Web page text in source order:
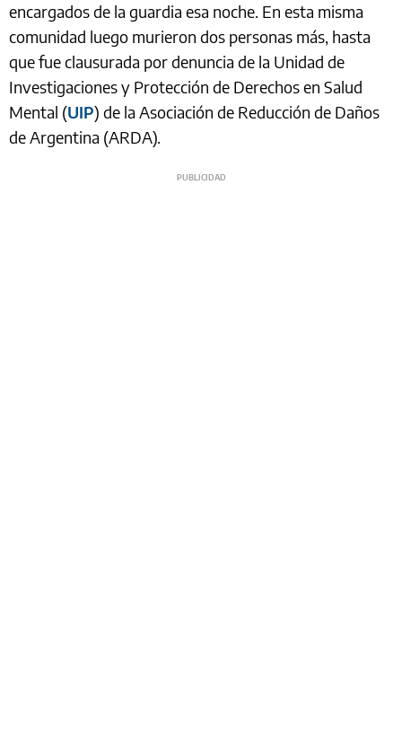
encargados de la guardia esa noche. En esta misma
comunidad luego murieron dos personas más, hasta
que fue clausurada por denuncia de la Unidad de
Investigaciones y Protección de Derechos en Salud
Mental (UIP) de la Asociación de Reducción de Daños
de Argentina (ARDA).